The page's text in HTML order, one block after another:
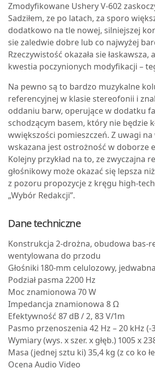
Zmodyfikowane Ushery V-602
Sadziłem, ze po latach, za sporo
dodatkowo na tle nowej, silniejszej
sie zaledwie dobre lub co najwyżej
Rzeczywistość okazała sie łaskawsza,
kwestia poczynionych modyfikacji –
Na pewno są to bardzo muzykalne
referencyjnej w klasie stereofonii i
oddaniu barw, operujące w dodatku
schodzącym basem, który nie będzie
wwiększości pomieszczeń. Z uwagi
wskazana jest ostrożność w doborze
Kolejny przykład na to, ze zwyczajna
głośnikowy może okazać się lepsza
z pozoru propozycje z kręgu high-
„Wybór Redakcji”.
Dane techniczne
Konstrukcja 2-drożna, obudowa bas-
wentylowana do przodu
Głośniki 180-mm celulozowy,
Podział pasma 2200 Hz
Moc znamionowa 70 W
Impedancja znamionowa 8 Ω
Efektywność 87 dB / 2, 83 V/1m
Pasmo przenoszenia 42 Hz – 20 kHz (-
Wymiary (wys. x szer. x głęb.) 1005 x
Masa (jednej sztu ki) 35,4 kg (z co ko
Ocena Audio Video